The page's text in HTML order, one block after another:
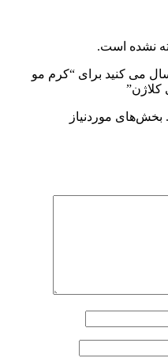
نشده است.
می کنید برای “کرم مو
کلاژن”
بخش‌های موردنیاز